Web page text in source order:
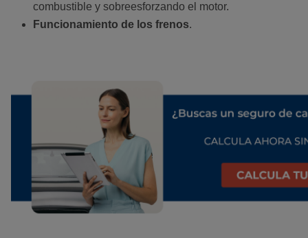
combustible y sobreesforzando el motor.
Funcionamiento de los frenos.